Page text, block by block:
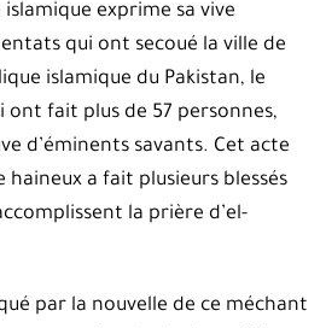
exprime sa vive
qui ont secoué la ville de
islamique du Pakistan, le
ont fait plus de 57 personnes,
d’éminents savants. Cet acte
a fait plusieurs blessés
la prière d’el-
par la nouvelle de ce méchant